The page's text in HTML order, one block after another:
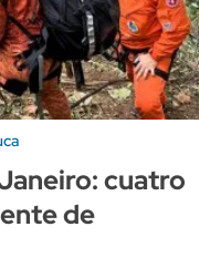
cuatro
de